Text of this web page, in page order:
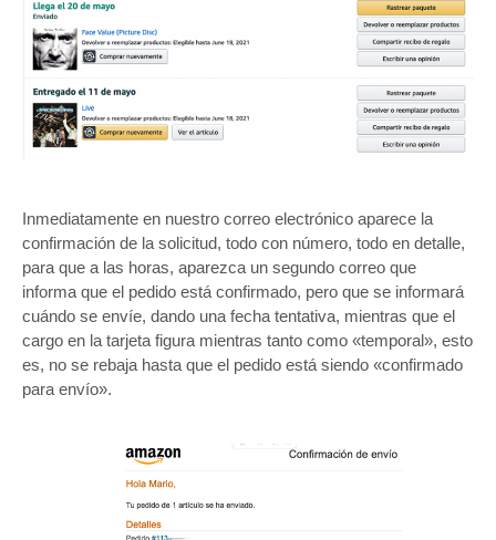
Inmediatamente en nuestro correo electrónico aparece la
confirmación de la solicitud, todo con número, todo en detalle,
para que a las horas, aparezca un segundo correo que
informa que el pedido está confirmado, pero que se informará
cuándo se envíe, dando una fecha tentativa, mientras que el
cargo en la tarjeta figura mientras tanto como «temporal», esto
es, no se rebaja hasta que el pedido está siendo «confirmado
para envío».